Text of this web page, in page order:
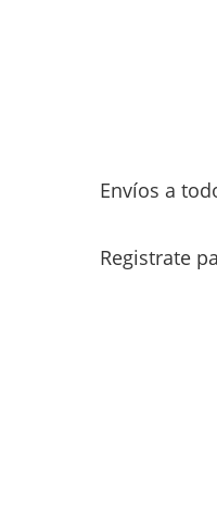
Envíos a
Registrate